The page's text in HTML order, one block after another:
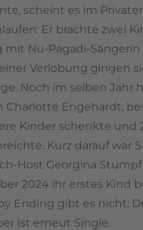
scheint es im
Er brachte zwei
mit Nu-Pagadi-Sängerin
Verlobung gingen
Noch im selben Jahr
Charlotte Engehardt,
Kinder schenkte und
Kurz darauf war
Host Georgina Stumpf
2024 ihr erstes Kind
Ending gibt es nicht:
ist erneut Single.